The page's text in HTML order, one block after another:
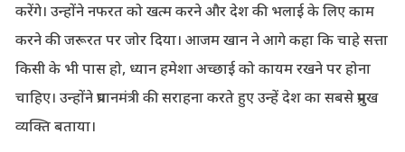
करेंगे। उन्होंने नफरत को खत्म करने और देश की भलाई के लिए काम
करने की जरूरत पर जोर दिया। आजम खान ने आगे कहा कि चाहे सत्ता
किसी के भी पास हो, ध्यान हमेशा अच्छाई को कायम रखने पर होना
चाहिए। उन्होंने प्रधानमंत्री की सराहना करते हुए उन्हें देश का सबसे प्रमुख
व्यक्ति बताया।